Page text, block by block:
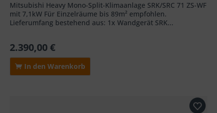
Mitsubishi Heavy Mono-Split-Klimaanlage SRK/SRC 71 ZS-WF
mit 7,1kW Für Einzelräume bis 89m² empfohlen.
Lieferumfang bestehend aus: 1x Wandgerät SRK...
2.390,00 €
In den Warenkorb